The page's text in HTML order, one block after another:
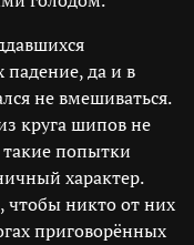
да и в
не вмешиваться.
круга шипов не
такие попытки
характер.
никто от них
приговорённых